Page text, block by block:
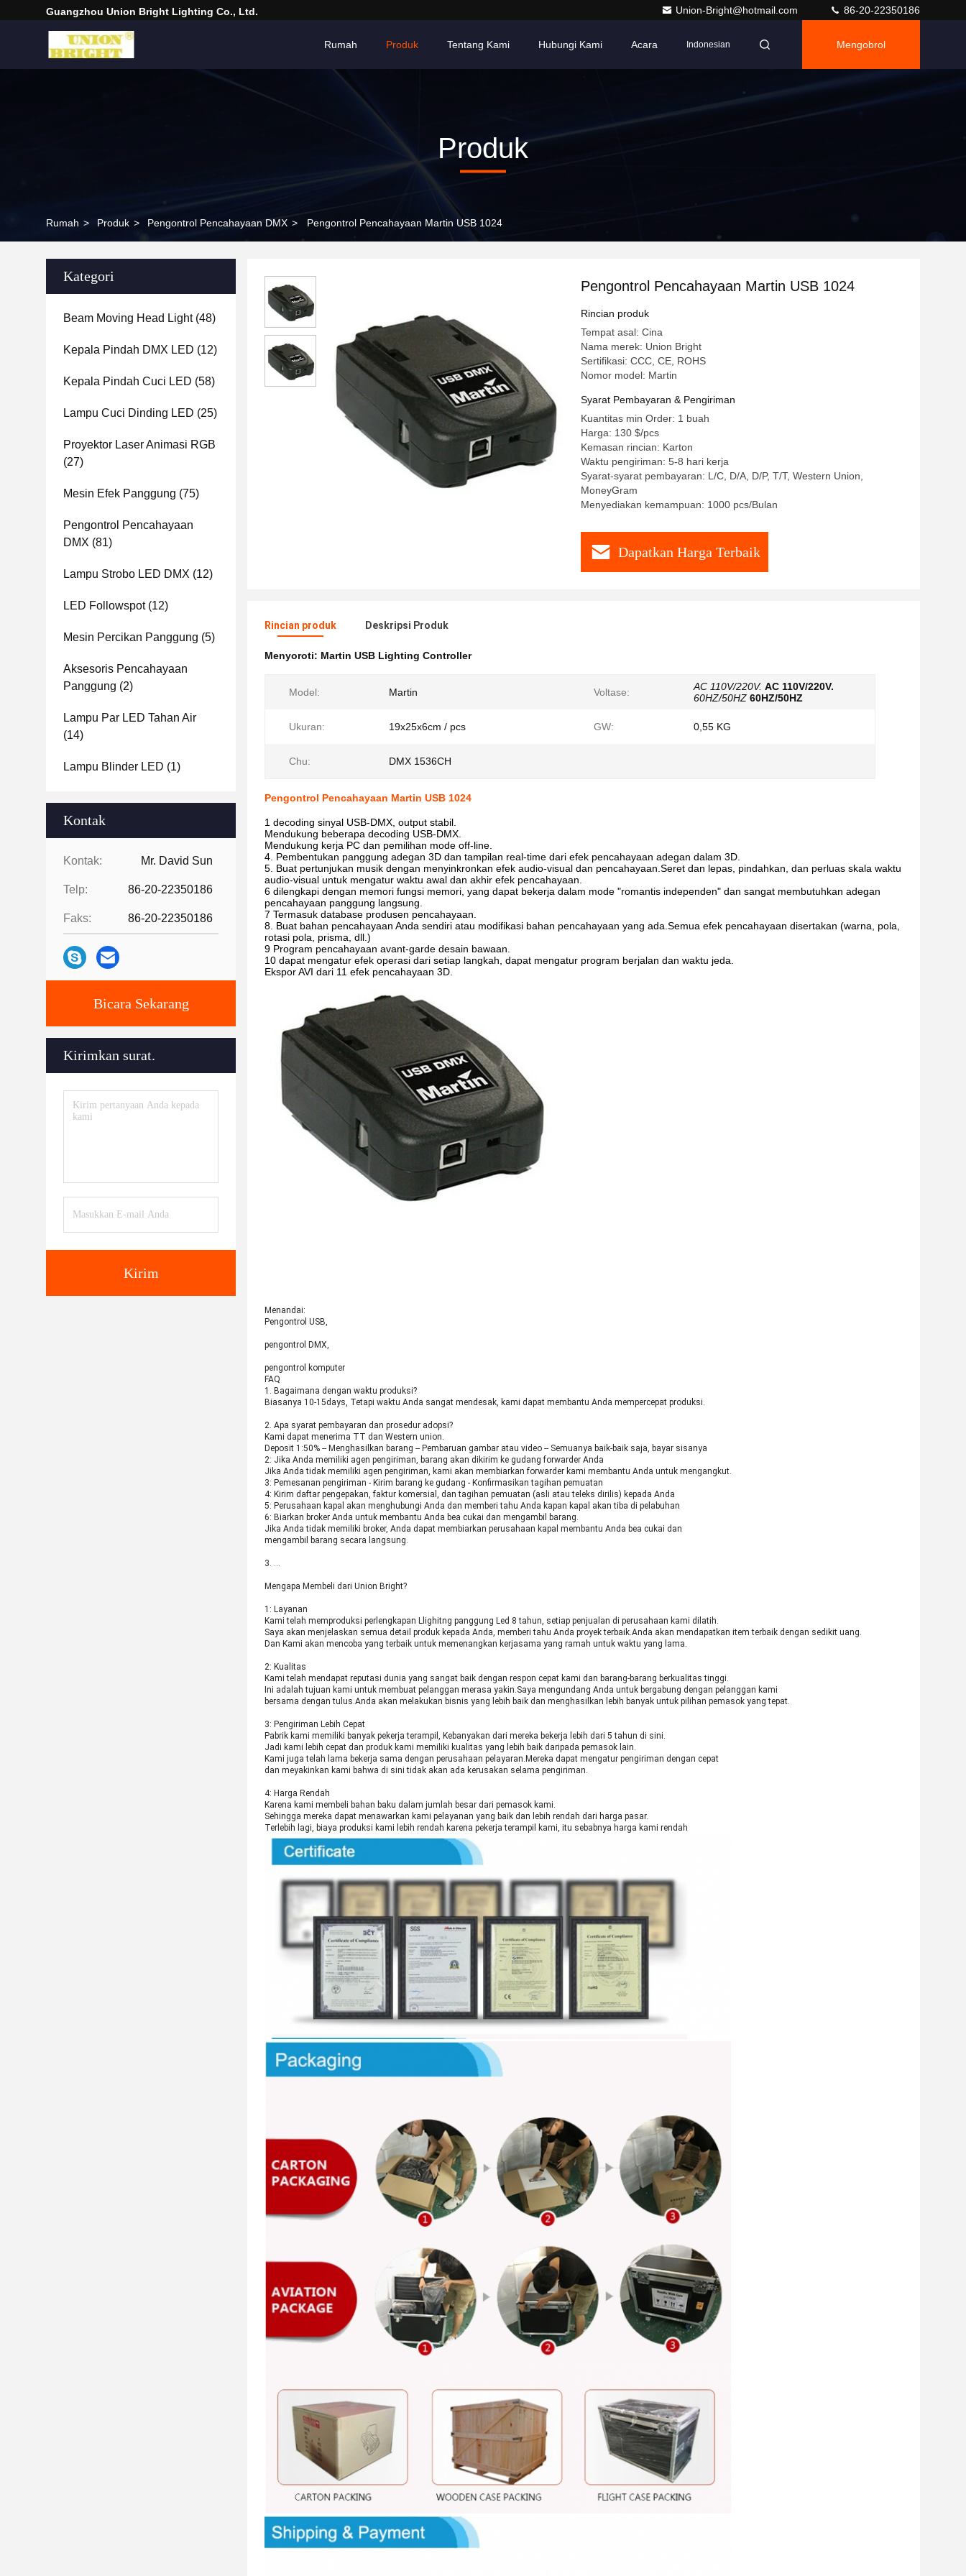
Guangzhou Union Bright Lighting Co., Ltd. Union-Bright@hotmail.com 86-20-22350186
Rumah Produk Tentang Kami Hubungi Kami Acara Indonesian Mengobrol
Produk
Rumah > Produk > Pengontrol Pencahayaan DMX > Pengontrol Pencahayaan Martin USB 1024
Kategori
Beam Moving Head Light(48)
Kepala Pindah DMX LED (12)
Kepala Pindah Cuci LED (58)
Lampu Cuci Dinding LED (25)
Proyektor Laser Animasi RGB
(27)
Mesin Efek Panggung (75)
Pengontrol Pencahayaan
DMX (81)
Lampu Strobo LED DMX (12)
LED Followspot(12)
Mesin Percikan Panggung (5)
Aksesoris Pencahayaan
Panggung (2)
Lampu Par LED Tahan Air
(14)
Lampu Blinder LED (1)
Kontak
Kontak: Mr. David Sun
Telp: 86-20-22350186
Faks: 86-20-22350186
Bicara Sekarang
Kirimkan surat.
Kirim
Pengontrol Pencahayaan Martin USB 1024
Rincian produk
Tempat asal: Cina
Nama merek: Union Bright
Sertifikasi: CCC, CE, ROHS
Nomor model: Martin
Syarat Pembayaran & Pengiriman
Kuantitas min Order: 1 buah
Harga: 130 $/pcs
Kemasan rincian: Karton
Waktu pengiriman: 5-8 hari kerja
Syarat-syarat pembayaran: L/C, D/A, D/P, T/T, Western Union,
MoneyGram
Menyediakan kemampuan: 1000 pcs/Bulan
Dapatkan Harga Terbaik
Rincian produk Deskripsi Produk
Menyoroti: Martin USB Lighting Controller
Model: Martin Voltase: AC 110V/220V. AC 110V/220V.
60HZ/50HZ 60HZ/50HZ
Ukuran: 19x25x6cm / pcs GW: 0,55 KG
Chu: DMX 1536CH
Pengontrol Pencahayaan Martin USB 1024
1 decoding sinyal USB-DMX, output stabil.
Mendukung beberapa decoding USB-DMX.
Mendukung kerja PC dan pemilihan mode off-line.
4. Pembentukan panggung adegan 3D dan tampilan real-time dari efek pencahayaan adegan dalam 3D.
5. Buat pertunjukan musik dengan menyinkronkan efek audio-visual dan pencahayaan.Seret dan lepas, pindahkan, dan perluas skala waktu
audio-visual untuk mengatur waktu awal dan akhir efek pencahayaan.
6 dilengkapi dengan memori fungsi memori, yang dapat bekerja dalam mode "romantis independen" dan sangat membutuhkan adegan
pencahayaan panggung langsung.
7 Termasuk database produsen pencahayaan.
8. Buat bahan pencahayaan Anda sendiri atau modifikasi bahan pencahayaan yang ada.Semua efek pencahayaan disertakan (warna, pola,
rotasi pola, prisma, dll.)
9 Program pencahayaan avant-garde desain bawaan.
10 dapat mengatur efek operasi dari setiap langkah, dapat mengatur program berjalan dan waktu jeda.
Ekspor AVI dari 11 efek pencahayaan 3D.
Menandai:
Pengontrol USB,
pengontrol DMX,
pengontrol komputer
FAQ
1. Bagaimana dengan waktu produksi?
Biasanya 10-15days, Tetapi waktu Anda sangat mendesak, kami dapat membantu Anda mempercepat produksi.
2. Apa syarat pembayaran dan prosedur adopsi?
Kami dapat menerima TT dan Western union.
Deposit 1:50% -- Menghasilkan barang -- Pembaruan gambar atau video -- Semuanya baik-baik saja, bayar sisanya
2: Jika Anda memiliki agen pengiriman, barang akan dikirim ke gudang forwarder Anda
Jika Anda tidak memiliki agen pengiriman, kami akan membiarkan forwarder kami membantu Anda untuk mengangkut.
3: Pemesanan pengiriman - Kirim barang ke gudang - Konfirmasikan tagihan pemuatan
4: Kirim daftar pengepakan, faktur komersial, dan tagihan pemuatan (asli atau teleks dirilis) kepada Anda
5: Perusahaan kapal akan menghubungi Anda dan memberi tahu Anda kapan kapal akan tiba di pelabuhan
6: Biarkan broker Anda untuk membantu Anda bea cukai dan mengambil barang.
Jika Anda tidak memiliki broker, Anda dapat membiarkan perusahaan kapal membantu Anda bea cukai dan
mengambil barang secara langsung.
3. …
Mengapa Membeli dari Union Bright?
1: Layanan
Kami telah memproduksi perlengkapan Llighitng panggung Led 8 tahun, setiap penjualan di perusahaan kami dilatih.
Saya akan menjelaskan semua detail produk kepada Anda, memberi tahu Anda proyek terbaik.Anda akan mendapatkan item terbaik dengan sedikit uang.
Dan Kami akan mencoba yang terbaik untuk memenangkan kerjasama yang ramah untuk waktu yang lama.
2: Kualitas
Kami telah mendapat reputasi dunia yang sangat baik dengan respon cepat kami dan barang-barang berkualitas tinggi.
Ini adalah tujuan kami untuk membuat pelanggan merasa yakin.Saya mengundang Anda untuk bergabung dengan pelanggan kami
bersama dengan tulus.Anda akan melakukan bisnis yang lebih baik dan menghasilkan lebih banyak untuk pilihan pemasok yang tepat.
3: Pengiriman Lebih Cepat
Pabrik kami memiliki banyak pekerja terampil, Kebanyakan dari mereka bekerja lebih dari 5 tahun di sini.
Jadi kami lebih cepat dan produk kami memiliki kualitas yang lebih baik daripada pemasok lain.
Kami juga telah lama bekerja sama dengan perusahaan pelayaran.Mereka dapat mengatur pengiriman dengan cepat
dan meyakinkan kami bahwa di sini tidak akan ada kerusakan selama pengiriman.
4: Harga Rendah
Karena kami membeli bahan baku dalam jumlah besar dari pemasok kami.
Sehingga mereka dapat menawarkan kami pelayanan yang baik dan lebih rendah dari harga pasar.
Terlebih lagi, biaya produksi kami lebih rendah karena pekerja terampil kami, itu sebabnya harga kami rendah